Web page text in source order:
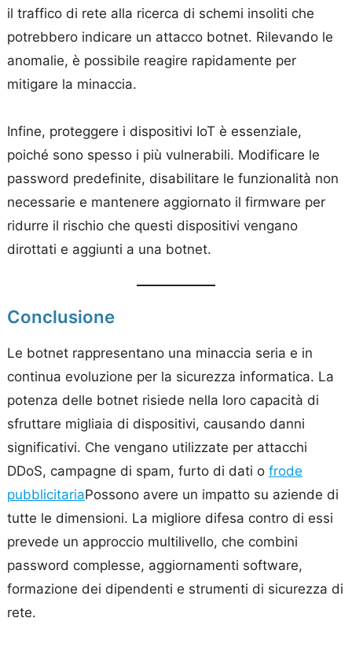
il traffico di rete alla ricerca di schemi insoliti che
potrebbero indicare un attacco botnet. Rilevando le
anomalie, è possibile reagire rapidamente per
mitigare la minaccia.
Infine, proteggere i dispositivi IoT è essenziale,
poiché sono spesso i più vulnerabili. Modificare le
password predefinite, disabilitare le funzionalità non
necessarie e mantenere aggiornato il firmware per
ridurre il rischio che questi dispositivi vengano
dirottati e aggiunti a una botnet.
Conclusione
Le botnet rappresentano una minaccia seria e in
continua evoluzione per la sicurezza informatica. La
potenza delle botnet risiede nella loro capacità di
sfruttare migliaia di dispositivi, causando danni
significativi. Che vengano utilizzate per attacchi
DDoS, campagne di spam, furto di dati o frode
pubblicitariaPossono avere un impatto su aziende di
tutte le dimensioni. La migliore difesa contro di essi
prevede un approccio multilivello, che combini
password complesse, aggiornamenti software,
formazione dei dipendenti e strumenti di sicurezza di
rete.